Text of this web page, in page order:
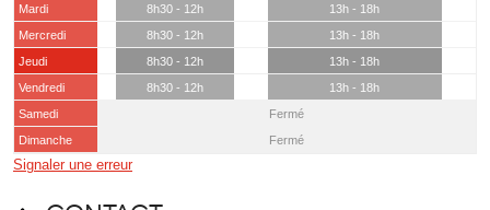
Mardi
8h30 - 12h
13h - 18h
Mercredi
8h30 - 12h
13h - 18h
Jeudi
8h30 - 12h
13h - 18h
Vendredi
8h30 - 12h
13h - 18h
Samedi
Fermé
Dimanche
Fermé
Signaler une erreur